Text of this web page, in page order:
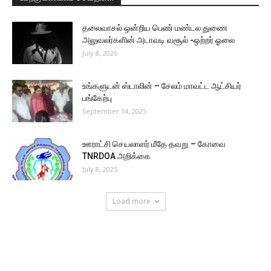
தலைவாசல் ஒன்றிய பெண் மண்டல துணை
அலுவலர்களின் அடாவடி வசூல் -ஒற்றர் ஓலை
July 8, 2026
உங்களுடன் ஸ்டாலின் – சேலம் மாவட்ட ஆட்சியர்
பங்கேற்பு
September 14, 2025
ஊராட்சி செயலாளர் மீதே தவறு – கோவை
TNRDOA அறிக்கை
July 8, 2025
Load more